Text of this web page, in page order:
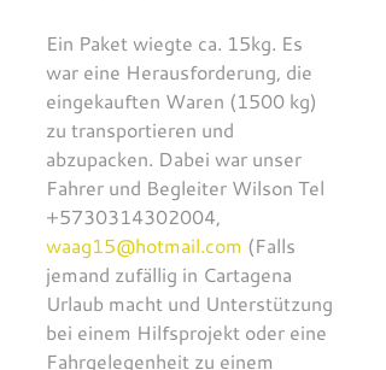
Ein Paket wiegte ca. 15kg. Es
war eine Herausforderung, die
eingekauften Waren (1500 kg)
zu transportieren und
abzupacken. Dabei war unser
Fahrer und Begleiter Wilson Tel
+5730314302004,
waag15@hotmail.com (Falls
jemand zufällig in Cartagena
Urlaub macht und Unterstützung
bei einem Hilfsprojekt oder eine
Fahrgelegenheit zu einem